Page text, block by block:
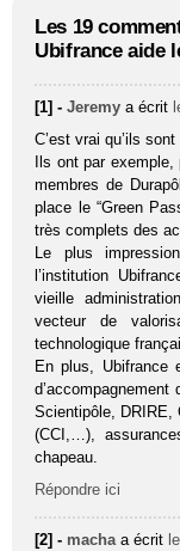
Les 19
Ubifrance aide
[1] -Jeremy a écrit
C’est vrai qu’ils
Ils ont par
membres de
place le “Green
très complets des
Le plus
l’institution
vieille
vecteur de
technologique
En plus, Ubifrance
Scientipôle,
(CCI,…),
chapeau.
Répondre ici
[2] - macha a écrit